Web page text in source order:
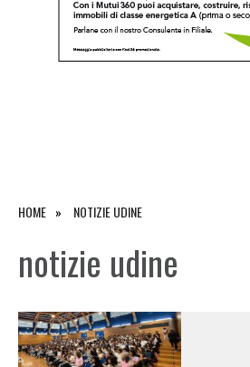
HOME NOTIZIE UDINE
notizie udine